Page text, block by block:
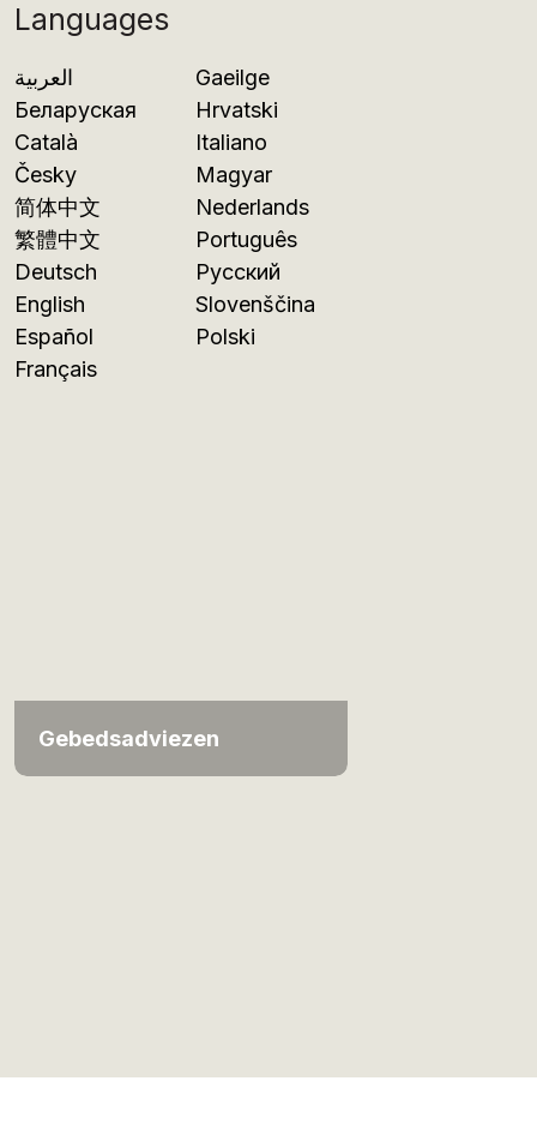
Languages
العربية
Беларуская
Català
Česky
简体中文
繁體中文
Deutsch
English
Español
Français
Gaeilge
Hrvatski
Italiano
Magyar
Nederlands
Português
Русский
Slovenščina
Polski
Gebedsadviezen